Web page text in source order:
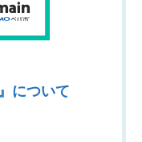
について